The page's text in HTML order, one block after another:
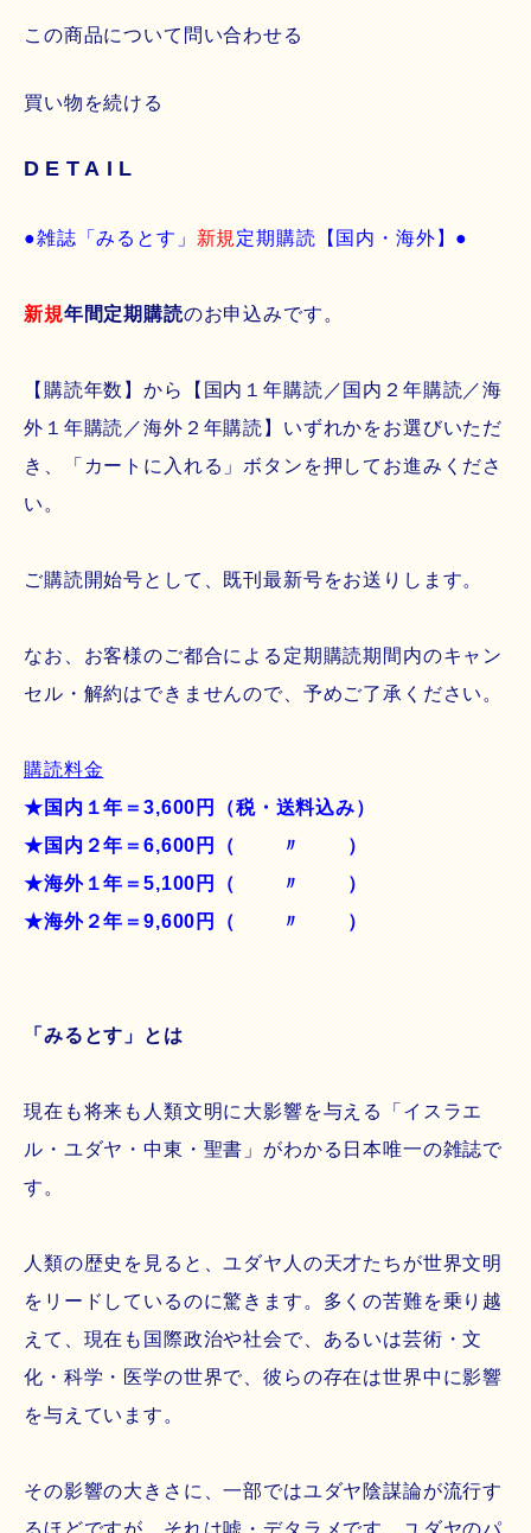
この商品について問い合わせる
買い物を続ける
DETAIL
●雑誌「みるとす」新規定期購読【国内・海外】●
新規年間定期購読のお申込みです。
【購読年数】から【国内１年購読／国内２年購読／海
外１年購読／海外２年購読】いずれかをお選びいただ
き、「カートに入れる」ボタンを押してお進みくださ
い。
ご購読開始号として、既刊最新号をお送りします。
なお、お客様のご都合による定期購読期間内のキャン
セル・解約はできませんので、予めご了承ください。
購読料金
★国内１年＝3,600円（税・送料込み）
★国内２年＝6,600円（ 〃 ）
★海外１年＝5,100円（ 〃 ）
★海外２年＝9,600円（ 〃 ）
「みるとす」とは
現在も将来も人類文明に大影響を与える「イスラエ
ル・ユダヤ・中東・聖書」がわかる日本唯一の雑誌で
す。
人類の歴史を見ると、ユダヤ人の天才たちが世界文明
をリードしているのに驚きます。多くの苦難を乗り越
えて、現在も国際政治や社会で、あるいは芸術・文
化・科学・医学の世界で、彼らの存在は世界中に影響
を与えています。
その影響の大きさに、一部ではユダヤ陰謀論が流行す
るほどですが、それは嘘・デタラメです。ユダヤのパ